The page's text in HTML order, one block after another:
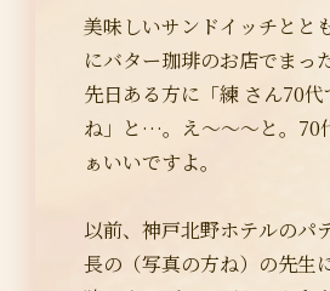
美味しいサンドイッチとと
にバター珈琲のお店でまっ
先日ある方に「練 さん70
ね」と…。え～～～と。70
ぁいいですよ。
以前、神戸北野ホテルのパ
長の（写真の方ね）の先生